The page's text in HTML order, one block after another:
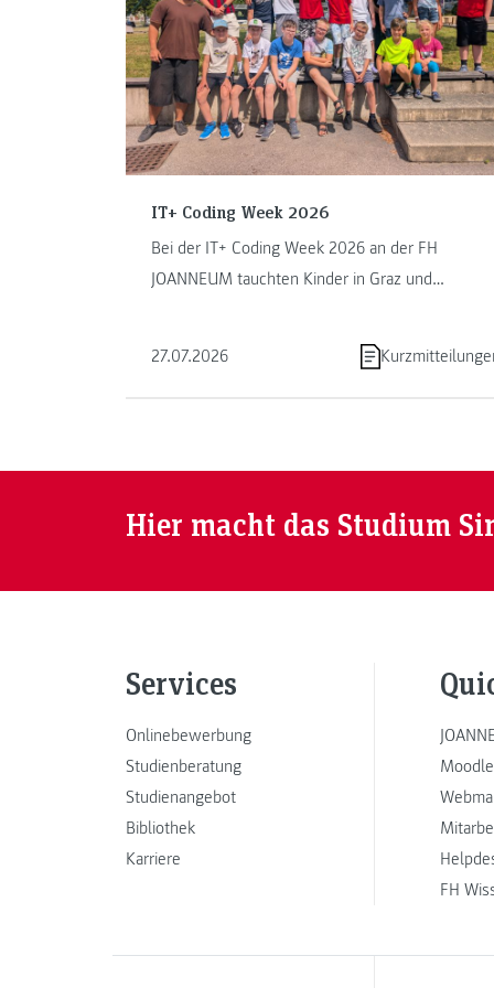
IT+ Coding Week 2026
Bei der IT+ Coding Week 2026 an der FH
JOANNEUM tauchten Kinder in Graz und
27.07.2026
Hier macht das Studium
Services
Onlinebewerbung
Studienberatung
Studienangebot
Bibliothek
Karriere
FH